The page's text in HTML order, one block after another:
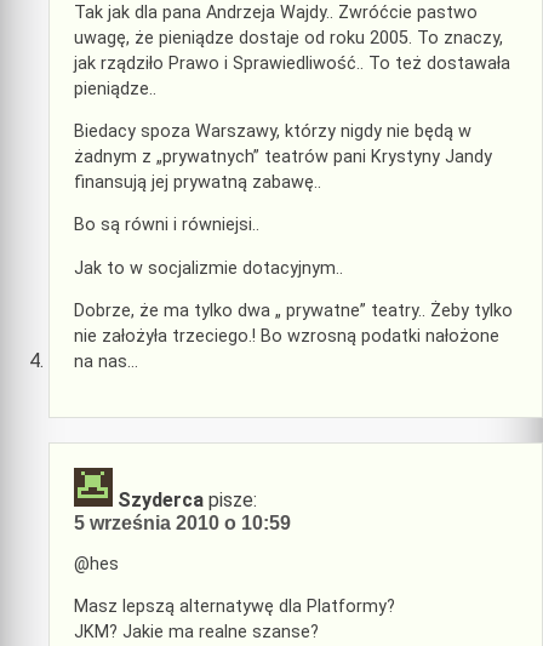
Tak jak dla pana Andrzeja Wajdy.. Zwróćcie pastwo
uwagę, że pieniądze dostaje od roku 2005. To znaczy,
jak rządziło Prawo i Sprawiedliwość.. To też dostawała
pieniądze..
Biedacy spoza Warszawy, którzy nigdy nie będą w
żadnym z „prywatnych” teatrów pani Krystyny Jandy
finansują jej prywatną zabawę..
Bo są równi i równiejsi..
Jak to w socjalizmie dotacyjnym..
Dobrze, że ma tylko dwa „ prywatne” teatry.. Żeby tylko
nie założyła trzeciego.! Bo wzrosną podatki nałożone
na nas…
Szyderca pisze:
5 września 2010 o 10:59
@hes
Masz lepszą alternatywę dla Platformy?
JKM? Jakie ma realne szanse?